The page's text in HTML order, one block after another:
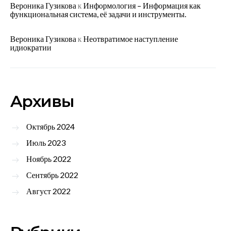
Вероника Гузикова к Информология – Информация как
функциональная система, её задачи и инструменты.
Вероника Гузикова к Неотвратимое наступление
идиократии
Архивы
Октябрь 2024
Июль 2023
Ноябрь 2022
Сентябрь 2022
Август 2022